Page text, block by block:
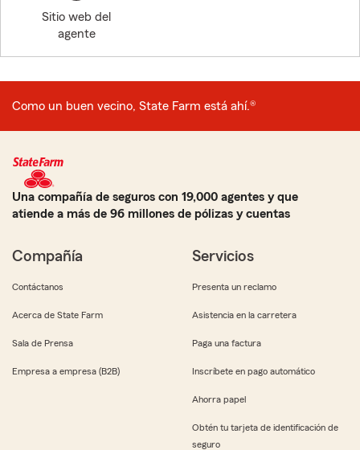
Sitio web del
agente
Como un buen vecino, State Farm está ahí.®
Una compañía de seguros con 19,000 agentes y que
atiende a más de 96 millones de pólizas y cuentas
Compañía
Contáctanos
Acerca de State Farm
Sala de Prensa
Empresa a empresa (B2B)
Servicios
Presenta un reclamo
Asistencia en la carretera
Paga una factura
Inscríbete en pago automático
Ahorra papel
Obtén tu tarjeta de identificación de
seguro